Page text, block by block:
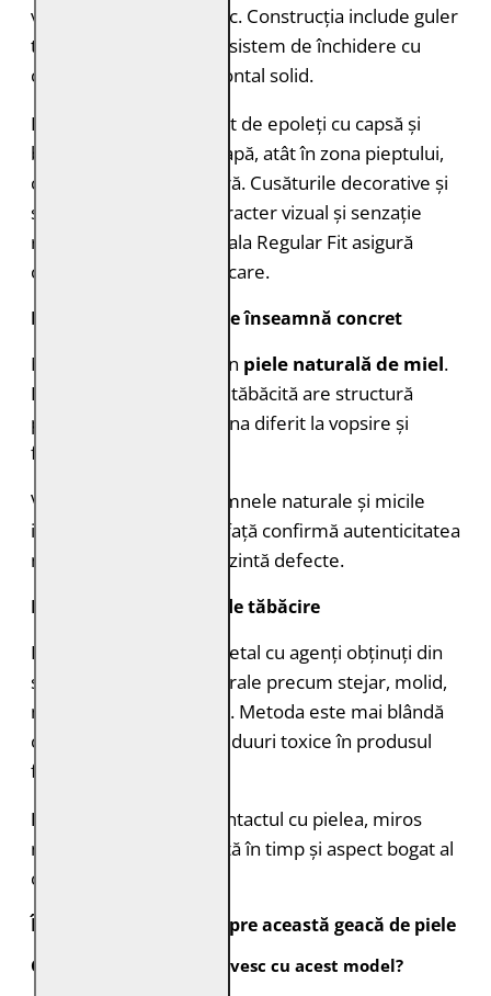
vizibilă și aspect autentic. Construcția include guler
tip cămașă prevăzut cu sistem de închidere cu
cataramă și fermoar frontal solid.
Designul este completat de epoleți cu capsă și
buzunare aplicate cu clapă, atât în zona pieptului,
cât și în partea inferioară. Cusăturile decorative și
structura pielii oferă caracter vizual și senzație
robustă la purtare. Croiala Regular Fit asigură
confort și spațiu de mișcare.
Piele naturală 100% – ce înseamnă concret
Modelul este realizat din piele naturală de miel.
Fiecare bucată de piele tăbăcită are structură
proprie și poate reacționa diferit la vopsire și
finisare.
Variațiile de nuanță, semnele naturale și micile
imperfecțiuni de suprafață confirmă autenticitatea
materialului și nu reprezintă defecte.
Durabilitate și proces de tăbăcire
Pielea este tăbăcită vegetal cu agenți obținuți din
scoarță și extracte naturale precum stejar, molid,
mimoză sau quebracho. Metoda este mai blândă
cu mediul și nu lasă reziduuri toxice în produsul
finit.
Beneficii:
confort la contactul cu pielea, miros
natural plăcut, rezistență în timp și aspect bogat al
culorii.
Întrebări frecvente despre această geacă de piele
Ce tip de ținute se potrivesc cu acest model?